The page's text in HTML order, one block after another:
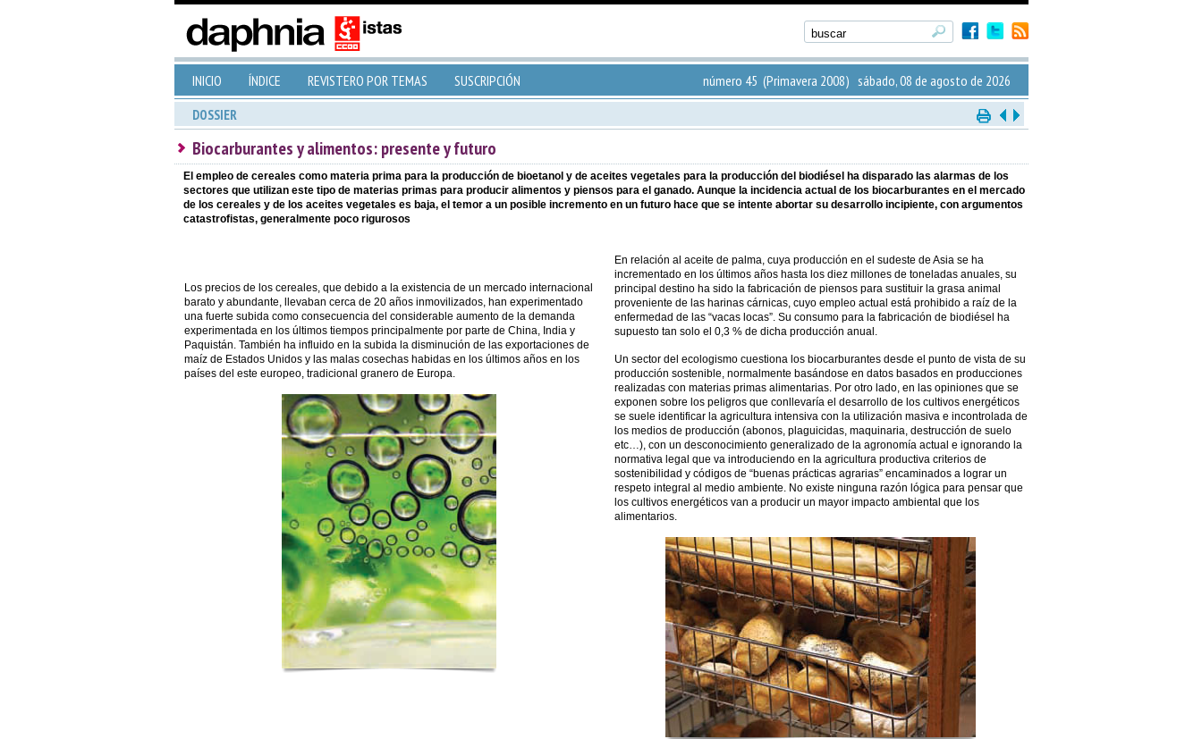
INICIO ÍNDICE REVISTERO POR TEMAS SUSCRIPCIÓN número 45 (Primavera 2008) sábado, 08 de agosto de 2026
DOSSIER
Biocarburantes y alimentos: presente y futuro
El empleo de cereales como materia prima para la producción de bioetanol y de aceites vegetales para la producción del biodiésel ha disparado las alarmas de los
sectores que utilizan este tipo de materias primas para producir alimentos y piensos para el ganado. Aunque la incidencia actual de los biocarburantes en el mercado
de los cereales y de los aceites vegetales es baja, el temor a un posible incremento en un futuro hace que se intente abortar su desarrollo incipiente, con argumentos
catastrofistas, generalmente poco rigurosos
Los precios de los cereales, que debido a la existencia de un mercado internacional
barato y abundante, llevaban cerca de 20 años inmovilizados, han experimentado
una fuerte subida como consecuencia del considerable aumento de la demanda
experimentada en los últimos tiempos principalmente por parte de China, India y
Paquistán. También ha influido en la subida la disminución de las exportaciones de
maíz de Estados Unidos y las malas cosechas habidas en los últimos años en los
países del este europeo, tradicional granero de Europa.
En relación al aceite de palma, cuya producción en el sudeste de Asia se ha
incrementado en los últimos años hasta los diez millones de toneladas anuales, su
principal destino ha sido la fabricación de piensos para sustituir la grasa animal
proveniente de las harinas cárnicas, cuyo empleo actual está prohibido a raíz de la
enfermedad de las “vacas locas”. Su consumo para la fabricación de biodiésel ha
supuesto tan solo el 0,3 % de dicha producción anual.
Un sector del ecologismo cuestiona los biocarburantes desde el punto de vista de su
producción sostenible, normalmente basándose en datos basados en producciones
realizadas con materias primas alimentarias. Por otro lado, en las opiniones que se
exponen sobre los peligros que conllevaría el desarrollo de los cultivos energéticos
se suele identificar la agricultura intensiva con la utilización masiva e incontrolada de
los medios de producción (abonos, plaguicidas, maquinaria, destrucción de suelo
etc…), con un desconocimiento generalizado de la agronomía actual e ignorando la
normativa legal que va introduciendo en la agricultura productiva criterios de
sostenibilidad y códigos de “buenas prácticas agrarias” encaminados a lograr un
respeto integral al medio ambiente. No existe ninguna razón lógica para pensar que
los cultivos energéticos van a producir un mayor impacto ambiental que los
alimentarios.